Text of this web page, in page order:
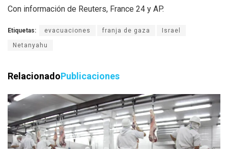
Con información de Reuters, France 24 y AP.
Etiquetas: evacuaciones franja de gaza Israel
Netanyahu
RelacionadoPublicaciones